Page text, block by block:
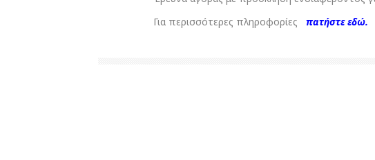
Για περισσότερες πληροφορίες
πατήστε εδώ.